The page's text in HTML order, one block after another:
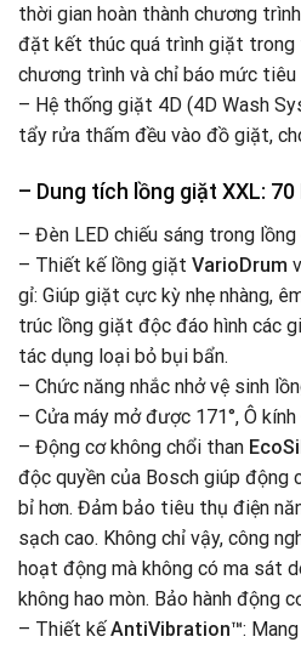
thời gian hoàn thành chương
đặt kết thúc quá trình giặt trong
chương trình và chỉ báo mức tiêu
– Hệ thống giặt 4D (4D Wash
tẩy rửa thấm đều vào đồ giặt,
– Dung tích lồng giặt XXL: 70
– Đèn LED chiếu sáng trong
– Thiết kế lồng giặt VarioDrum
gỉ: Giúp giặt cực kỳ nhẹ nhàng,
trúc lồng giặt độc đáo hình các
tác dụng loại bỏ bụi bẩn.
– Chức năng nhắc nhở vệ sinh
– Cửa máy mở được 171°, Ô
– Động cơ không chổi than
độc quyền của Bosch giúp động
bỉ hơn. Đảm bảo tiêu thụ điện
sạch cao. Không chỉ vậy, công
hoạt động mà không có ma sát
không hao mòn. Bảo hành động
– Thiết kếAntiVibration™: